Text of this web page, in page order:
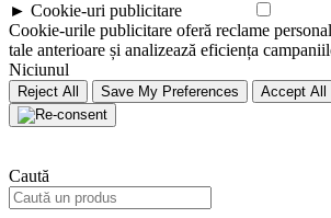
► Cookie-uri publicitare
Cookie-urile publicitare oferă reclame
tale anterioare și analizează eficiența
Niciunul
Reject All Save My Preferences Accept All
Caută